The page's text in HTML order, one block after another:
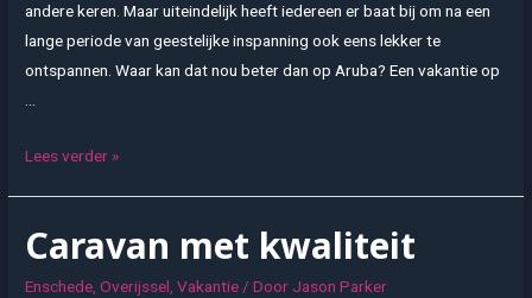
andere keren. Maar uiteindelijk heeft iedereen er baat bij om na een
lange periode van geestelijke inspanning ook eens lekker te
ontspannen. Waar kan dat nou beter dan op Aruba? Een vakantie op
…
Aruba:
tussenuit
Lees verder »
Caravan met kwaliteit
Enschede,Overijssel,Vakantie/ Door Jason Parker